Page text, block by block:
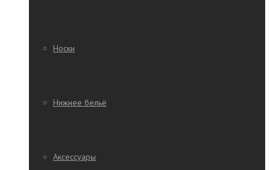
Носки
Нижнее бельё
Аксессуары